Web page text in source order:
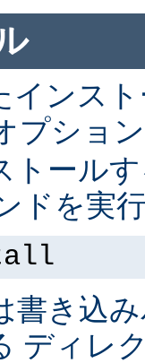
インス
プショ
トール
ドを実
書き込
ディレ